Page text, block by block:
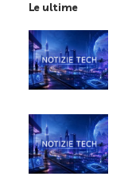
Le ultime